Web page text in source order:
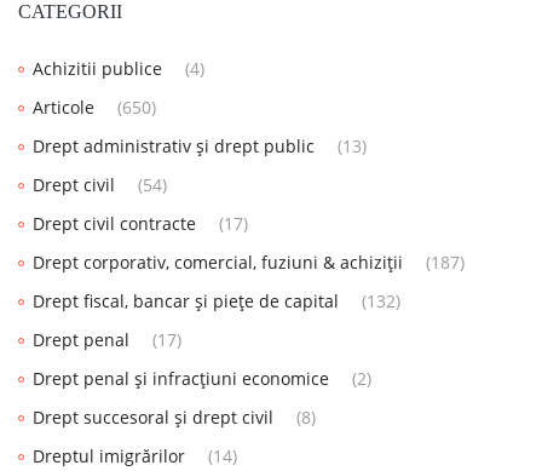
CATEGORII
Achizitii publice
(4)
Articole
(650)
Drept administrativ și drept public
(13)
Drept civil
(54)
Drept civil contracte
(17)
Drept corporativ, comercial, fuziuni & achiziții
(187)
Drept fiscal, bancar și piețe de capital
(132)
Drept penal
(17)
Drept penal și infracțiuni economice
(2)
Drept succesoral și drept civil
(8)
Dreptul imigrărilor
(14)